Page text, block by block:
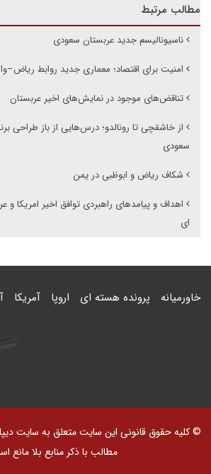
مطالب مرتبط
ناسیونالیسم جدید عربستان سعودی
امنیت برای اقتصاد؛ معماری جدید روابط
تناقض‌های موجود در نمایش‌های اخیر عربستان
از خاشقچی تا رونالدو؛ درس‌هایی از باز طراحی
سعودی
شکاف ریاض و ابوظبی در یمن
اهداف و پیامدهای راهبردی توافق اخیر امریکا و
ای
خاورمیانه پرونده هسته ای اروپا آمریکا
© کلیه حقوق قانونی این سایت متعلق به سایت
مطالب با ذکر منابع بلا مانع